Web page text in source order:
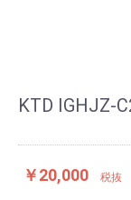
KTD IGHJZ-
￥20,000 税抜